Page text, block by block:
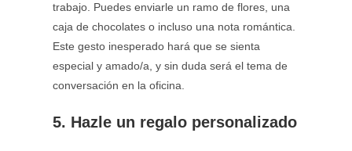
trabajo. Puedes enviarle un ramo de flores, una
caja de chocolates o incluso una nota romántica.
Este gesto inesperado hará que se sienta
especial y amado/a, y sin duda será el tema de
conversación en la oficina.
5. Hazle un regalo personalizado